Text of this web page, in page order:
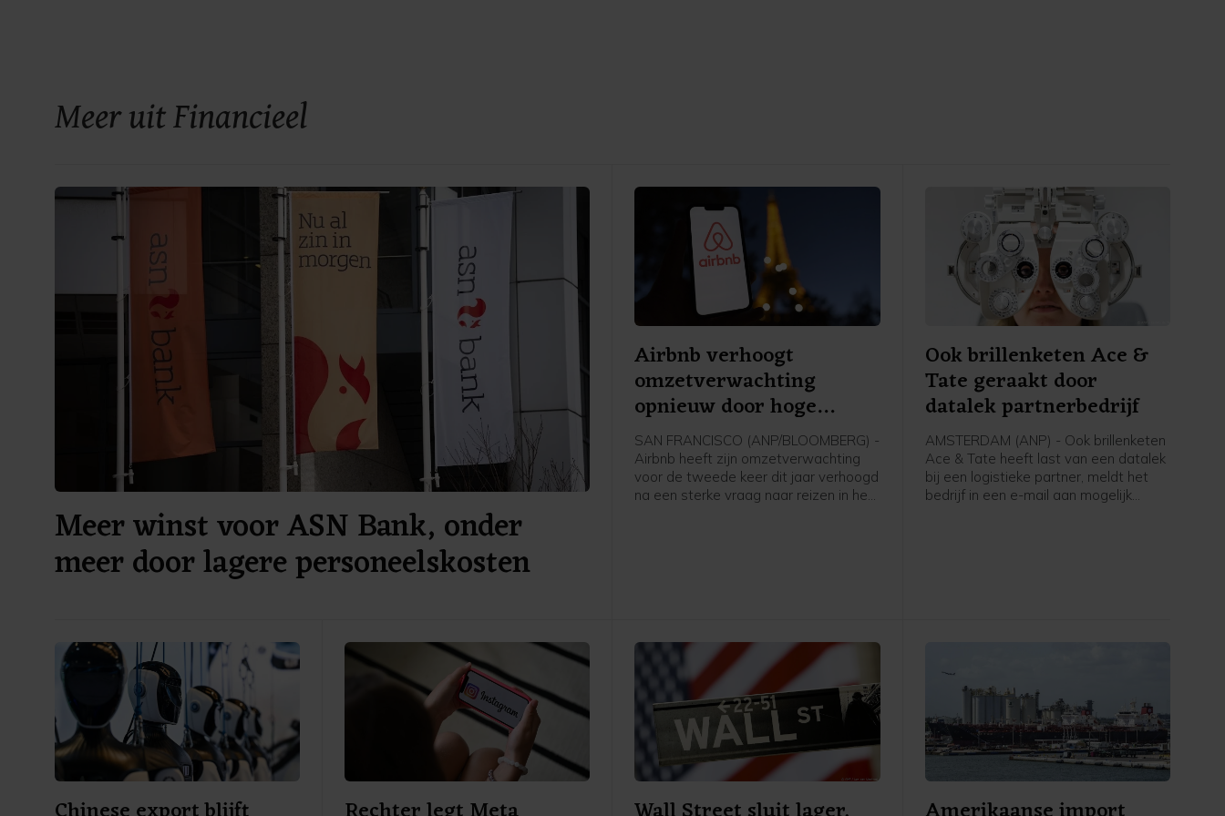
Meer uit Financieel
Meer winst voor ASN Bank, onder
meer door lagere personeelskosten
Airbnb verhoogt
omzetverwachting
opnieuw door hoge
reisvraag
SAN FRANCISCO (ANP/BLOOMBERG) -
Airbnb heeft zijn omzetverwachting
voor de tweede keer dit jaar verhoogd
na een sterke vraag naar reizen in het
Ook brillenketen Ace &
Tate geraakt door
datalek partnerbedrijf
AMSTERDAM (ANP) - Ook brillenketen
Ace & Tate heeft last van een datalek
bij een logistieke partner, meldt het
bedrijf in een e-mail aan mogelijk